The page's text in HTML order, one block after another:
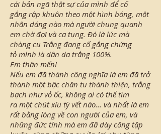
cái bản ngã thật sự của mình để cố
gắng rập khuôn theo một hình bóng, một
nhân dáng nào mà người chung quanh
em chờ đợi và ca tụng. Đó là lúc mà
chàng cu Trắng đang cố gắng chứng
tỏ mình là dân da trắng 100%.
Em thân mến!
Nếu em đã thành công nghĩa là em đã trở
thành một bậc chân tu thánh thiện, trắng
bạch như vỏ ốc, không ai có thể tìm
ra một chút xíu tỳ vết nào... và nhất là em
rất bằng lòng về con người của em, và
những đức tính mà em đã dày công tập